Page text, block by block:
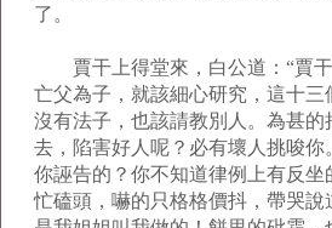
了。
賈干上得堂來，白公道：“賈干
亡父為子，就該細心研究，這十三
沒有法子，也該請教別人。為甚的
去，陷害好人呢？必有壞人挑唆你
你誣告的？你不知道律例上有反坐
忙磕頭，嚇的只格格價抖，帶哭說